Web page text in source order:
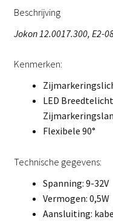
Beschrijving
Jokon 12.0017.300, E2-
Kenmerken:
LED
Flexibele 90°
Technische gegevens:
Spanning: 9-32V
Vermogen: 0,5W
Aansluiting: